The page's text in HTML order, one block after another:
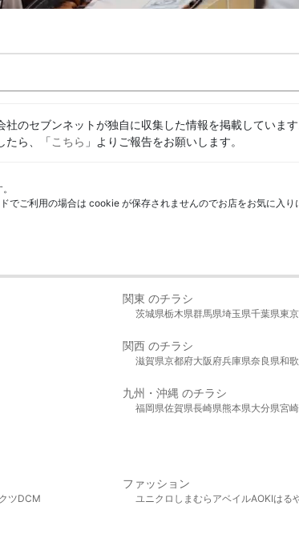
のセブンネットが独自に収集した情報を掲載していま
たら、「こちら 」よりご報告をお願いします。
でご利用の場合は cookie が保存されませんのでお店をお気に入り
関東 のチラシ
茨城県栃木県群馬県埼玉県千葉県東
関西 のチラシ
滋賀県京都府大阪府兵庫県奈良県和
九州・沖縄 のチラシ
福岡県佐賀県長崎県熊本県大分県宮
ツDCM
ファッション
ユニクロ しまむら アベイルAOKIはる